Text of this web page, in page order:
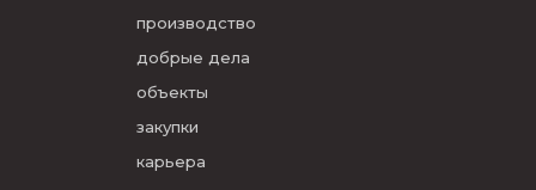
производство
добрые дела
объекты
закупки
карьера